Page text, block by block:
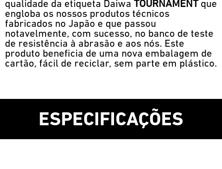
qualidade da etiqueta Daiwa TOURNAMENTque
engloba os nossos produtos técnicos
fabricados no Japão e que passou
notavelmente, com sucesso, no banco de teste
de resistência à abrasão e aos nós. Este
produto beneficia de uma nova embalagem de
cartão, fácil de reciclar, sem parte em plástico.
ESPECIFICAÇÕES